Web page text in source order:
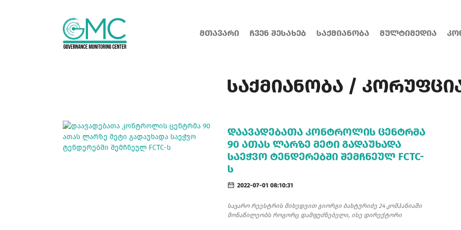
ᲛᲗᲐᲕᲐᲠᲘ ᲩᲕᲔᲜ ᲨᲔᲡᲐᲮᲔᲑ ᲡᲐᲥᲛᲘᲐᲜᲝᲑᲐ ᲛᲣᲚᲢᲘᲛᲔᲓᲘᲐ
ᲡᲐᲥᲛᲘᲐᲜᲝᲑᲐ /
ᲓᲐᲐᲕᲐᲓᲔᲑᲐᲗᲐ ᲙᲝᲜᲢᲠᲝᲚᲘᲡ ᲪᲔᲜᲢᲠᲛᲐ
90 ᲐᲗᲐᲡ ᲚᲐᲠᲖᲔ ᲛᲔᲢᲘ ᲒᲐᲓᲐᲣᲮᲐᲓᲐ
ᲡᲐᲔᲭᲕᲝ ᲢᲔᲜᲓᲔᲠᲔᲑᲨᲘ ᲨᲔᲛᲩᲜᲔᲣᲚ FCTC-
Ს
2022-07-01 08:10:31
საჯარო რეესტრის მიხედვით გიორგი ბახტურიძე 24 კომპანიაში
მონაწილეობს როგორც დამფუძნებელი, ისე დირექტორი